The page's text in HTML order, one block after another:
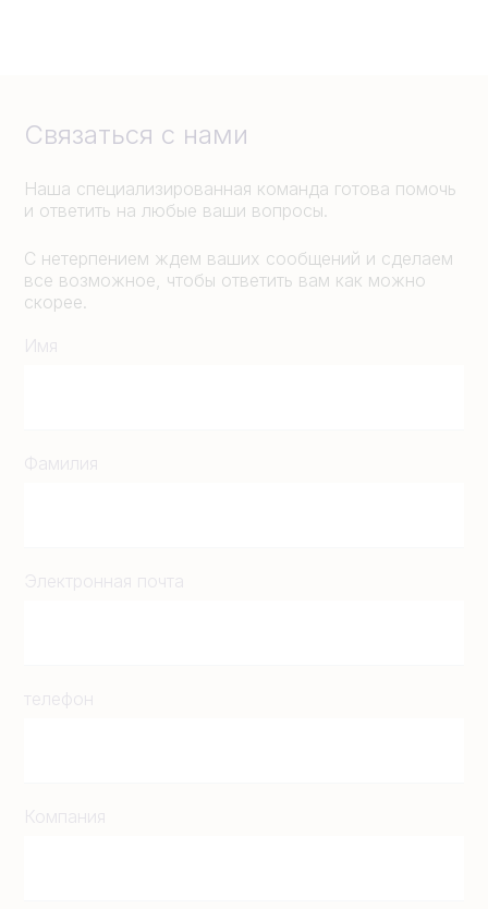
Связаться с нами
Наша специализированная команда готова помочь
и ответить на любые ваши вопросы.
С нетерпением ждем ваших сообщений и сделаем
все возможное, чтобы ответить вам как можно
скорее.
Имя
Фамилия
Электронная почта
телефон
Компания